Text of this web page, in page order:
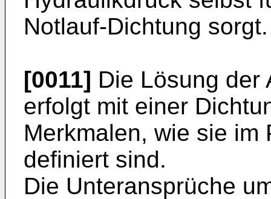
Notlauf-Dichtung sorgt.
[0011] Die Lösung der
erfolgt mit einer
Merkmalen, wie sie
definiert sind.
Die Unteransprüche